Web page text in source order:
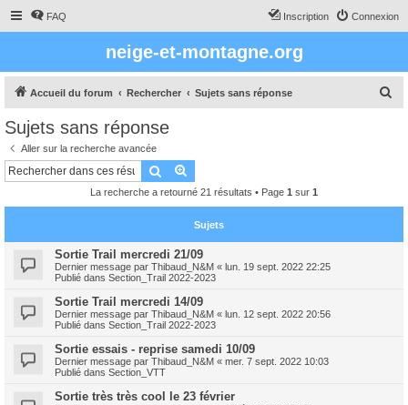
FAQ Connexion
Inscription
neige-et-montagne.org
Accueil du forum Rechercher Sujets sans réponse
h
Sujets sans réponse
Aller sur la recherche avancée
Rechercher
La recherche a retourné 21 résultats • Page 1 sur 1
Sujets
Sortie Trail mercredi 21/09
Dernier message par Thibaud_N&M « lun. 19 sept. 2022 22:25
Publié dans Section_Trail 2022-2023
Sortie Trail mercredi 14/09
Dernier message par Thibaud_N&M « lun. 12 sept. 2022 20:56
Publié dans Section_Trail 2022-2023
Sortie essais - reprise samedi 10/09
Dernier message par Thibaud_N&M « mer. 7 sept. 2022 10:03
Publié dans Section_VTT
Sortie très très cool le 23 février